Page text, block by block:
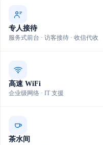
专人接待
服务式前台 · 访客接待 · 收信代收
高速 WiFi
企业级网络 · IT 支援
茶水间